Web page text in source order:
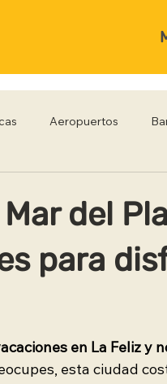
Aeropuertos
Rio Negro Salta
del
para
en La Feliz y
esta ciudad